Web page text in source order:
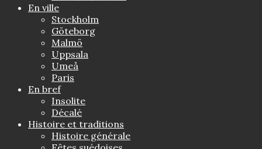
En ville
Stockholm
Göteborg
Malmö
Uppsala
Umeå
Paris
En bref
Insolite
Décalé
Histoire et traditions
Histoire générale